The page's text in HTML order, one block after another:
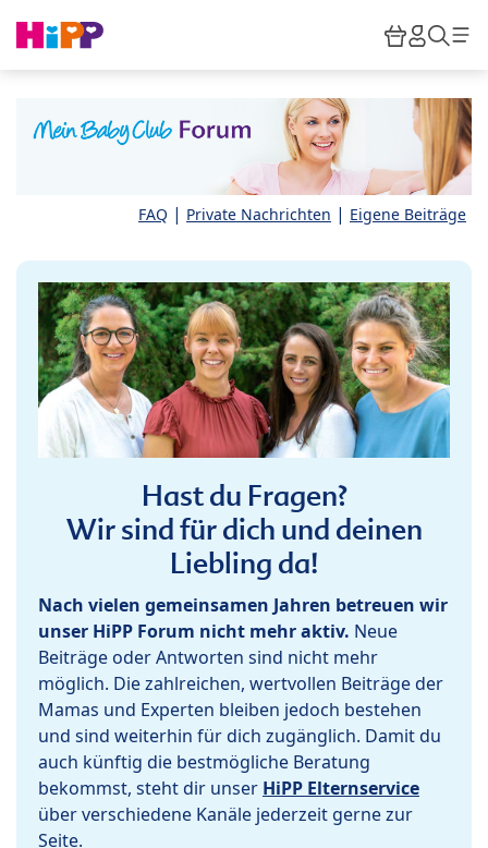
HiPP
FAQ | Private Nachrichten | Eigene Beiträge
Hast du Fragen?
Wir sind für dich und deinen
Liebling da!
Nach vielen gemeinsamen Jahren betreuen wir
unser HiPP Forum nicht mehr aktiv. Neue
Beiträge oder Antworten sind nicht mehr
möglich. Die zahlreichen, wertvollen Beiträge der
Mamas und Experten bleiben jedoch bestehen
und sind weiterhin für dich zugänglich. Damit du
auch künftig die bestmögliche Beratung
bekommst, steht dir unser HiPP Elternservice
über verschiedene Kanäle jederzeit gerne zur
Seite.